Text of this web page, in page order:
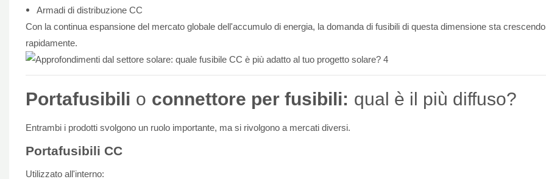
Armadi di distribuzione CC
Con la continua espansione del mercato globale dell'accumulo di energia, la domanda di fusibili di questa dimensione sta crescendo
rapidamente.
Portafusibili o connettore per fusibili: qual è il più diffuso?
Entrambi i prodotti svolgono un ruolo importante, ma si rivolgono a mercati diversi.
Portafusibili CC
Utilizzato all'interno: